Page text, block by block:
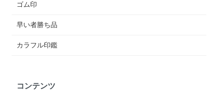
ゴム印
早い者勝ち品
カラフル印鑑
コンテンツ